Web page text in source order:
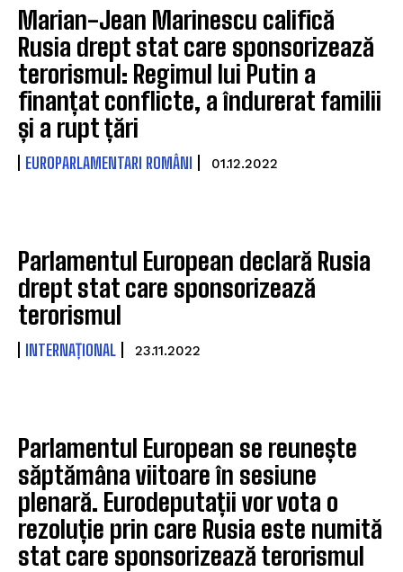
Marian-Jean Marinescu califică
Rusia drept stat care sponsorizează
terorismul: Regimul lui Putin a
finanțat conflicte, a îndurerat familii
și a rupt țări
EUROPARLAMENTARI ROMÂNI 01.12.2022
Parlamentul European declară Rusia
drept stat care sponsorizează
terorismul
INTERNAȚIONAL 23.11.2022
Parlamentul European se reunește
săptămâna viitoare în sesiune
plenară. Eurodeputații vor vota o
rezoluție prin care Rusia este numită
stat care sponsorizează terorismul